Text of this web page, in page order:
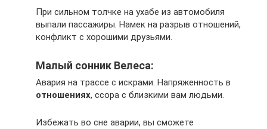
При сильном толчке на ухабе из автомобиля
выпали пассажиры. Намек на разрыв отношений,
конфликт с хорошими друзьями.
Малый сонник Велеса:
Авария на трассе с искрами. Напряженность в
отношениях, ссора с близкими вам людьми.
Избежать во сне аварии, вы сможете